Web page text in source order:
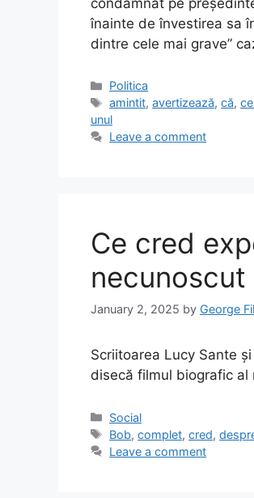
înainte de învestirea sa
dintre cele mai grave”
Categories
Politica
Tags
amintit,avertizează,că,
unul
Leave a comment
Ce cred
necunoscut
January 2, 2025 by George
Scriitoarea Lucy Sante
disecă filmul biografic al
Categories
Social
Tags
Bob,complet,cred,
Leave a comment